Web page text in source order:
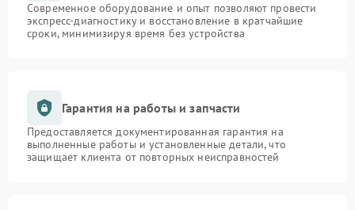
Современное оборудование и опыт позволяют провести
экспресс-диагностику и восстановление в кратчайшие
сроки, минимизируя время без устройства
Гарантия на работы и запчасти
Предоставляется документированная гарантия на
выполненные работы и установленные детали, что
защищает клиента от повторных неисправностей